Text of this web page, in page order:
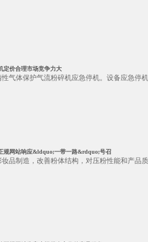
定价合理市场竞争力大
气体保护气流粉碎机应急停机。设备应急
规网站响应&ldquo;一带一路&rdquo;号召
品制造，改善粉体结构，对压粉性能和产品